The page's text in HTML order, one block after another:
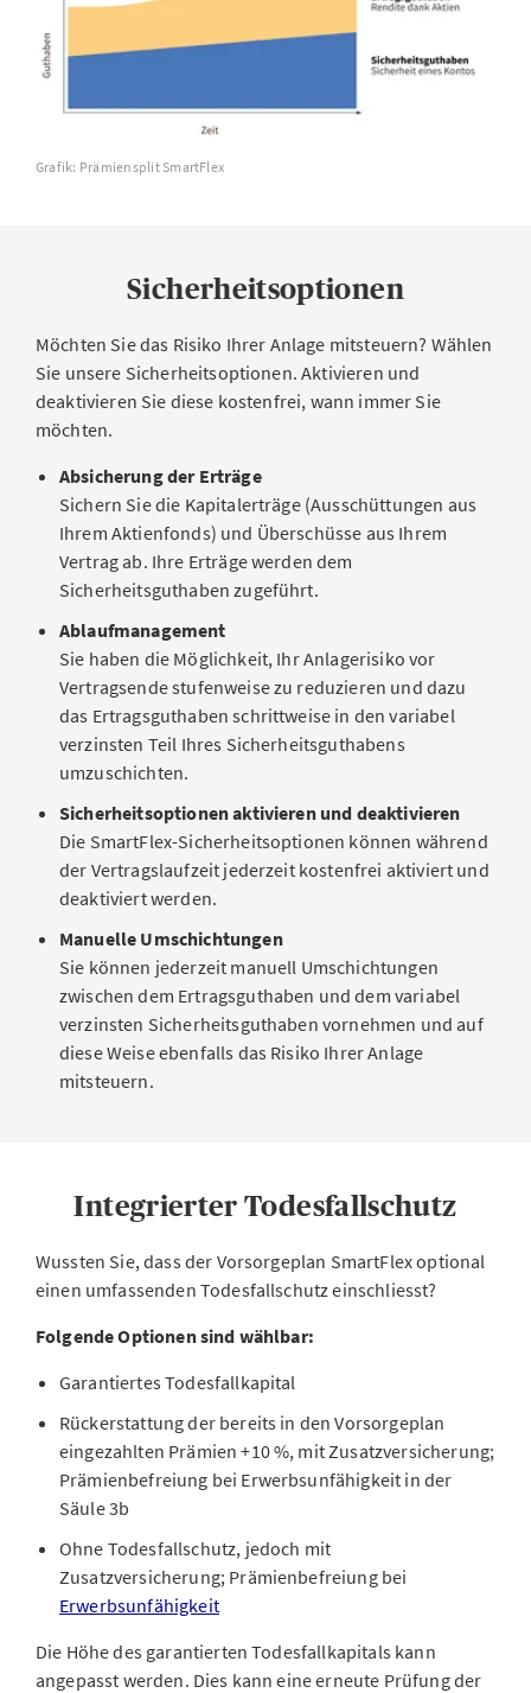
seiner Einführung im Jahr 2026 derzeit noch keine
Performancezahlen ausgewiesen werden. Die
Performance der anderen Anlagethemen finden Sie
Fondsliste
Grafik: Prämiensplit SmartFlex
Sicherheitsoptionen
Möchten Sie das Risiko Ihrer Anlage mitsteuern? Wählen
Sie unsere Sicherheitsoptionen. Aktivieren und
deaktivieren Sie diese kostenfrei, wann immer Sie
möchten.
Absicherung der Erträge
Sichern Sie die Kapitalerträge (Ausschüttungen aus
Ihrem Aktienfonds) und Überschüsse aus Ihrem
Vertrag ab. Ihre Erträge werden dem
Sicherheitsguthaben zugeführt.
Ablaufmanagement
Sie haben die Möglichkeit, Ihr Anlagerisiko vor
Vertragsende stufenweise zu reduzieren und dazu
das Ertragsguthaben schrittweise in den variabel
verzinsten Teil Ihres Sicherheitsguthabens
umzuschichten.
Sicherheitsoptionen aktivieren und deaktivieren
Die SmartFlex-Sicherheitsoptionen können während
der Vertragslaufzeit jederzeit kostenfrei aktiviert und
deaktiviert werden.
Manuelle Umschichtungen
Sie können jederzeit manuell Umschichtungen
zwischen dem Ertragsguthaben und dem variabel
verzinsten Sicherheitsguthaben vornehmen und auf
diese Weise ebenfalls das Risiko Ihrer Anlage
mitsteuern.
Integrierter Todesfallschutz
Wussten Sie, dass der Vorsorgeplan SmartFlex optional
einen umfassenden Todesfallschutz einschliesst?
Folgende Optionen sind wählbar:
Garantiertes Todesfallkapital
Rückerstattung der bereits in den Vorsorgeplan
eingezahlten Prämien +10 %, mit Zusatzversicherung;
Prämienbefreiung bei Erwerbsunfähigkeit in der
Säule 3b
Ohne Todesfallschutz, jedoch mit
Zusatzversicherung; Prämienbefreiung bei
Erwerbsunfähigkeit
Die Höhe des garantierten Todesfallkapitals kann
angepasst werden. Dies kann eine erneute Prüfung der